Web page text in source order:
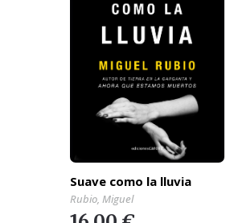
Suave como la lluvia
Rubio, Miguel